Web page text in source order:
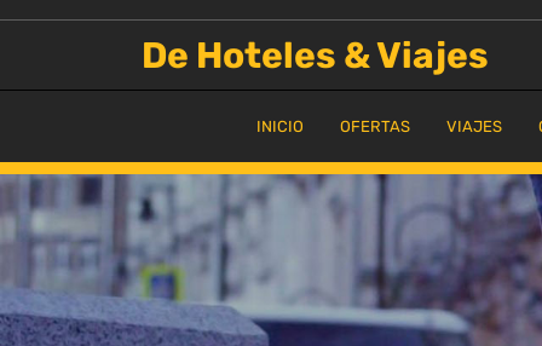
De Hoteles & Viajes
INICIO OFERTAS VIAJES